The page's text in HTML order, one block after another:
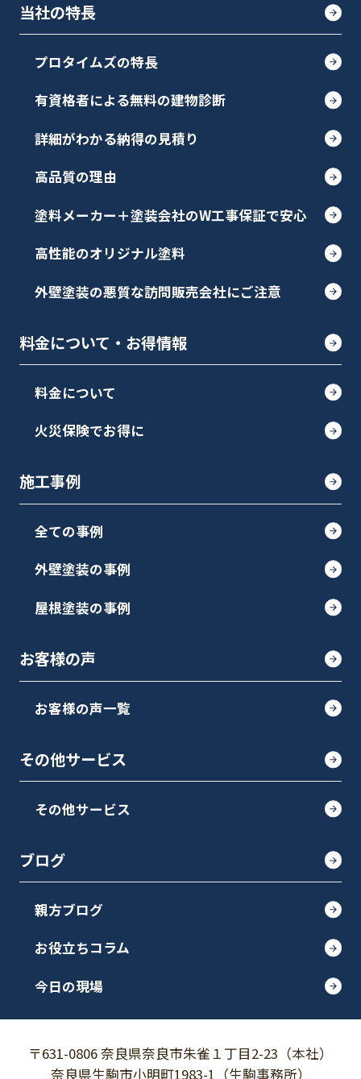
当社の特長
プロタイムズの特長
有資格者による無料の建物診断
詳細がわかる納得の見積り
高品質の理由
塗料メーカー＋塗装会社のW工事保証で安心
高性能のオリジナル塗料
外壁塗装の悪質な訪問販売会社にご注意
料金について・お得情報
料金について
火災保険でお得に
施工事例
全ての事例
外壁塗装の事例
屋根塗装の事例
お客様の声
お客様の声一覧
その他サービス
その他サービス
ブログ
親方ブログ
お役立ちコラム
今日の現場
〒631-0806 奈良県奈良市朱雀１丁目2-23（本社）
奈良県生駒市小明町1983-1（生駒事務所）